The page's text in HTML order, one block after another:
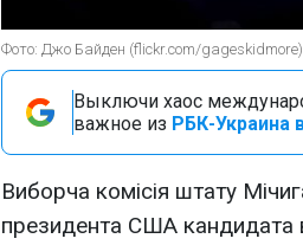
Фото: Джо Байден (flickr.com/gageskidmore)
Выключи хаос
важное из РБК-Украина
Виборча комісія штату
президента США кандидата